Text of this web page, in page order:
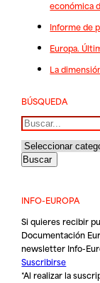
económica
Informe de
Europa.
La
BÚSQUEDA
Buscar
INFO-EUROPA
Si quieres recibir
Documentación
newsletter Info-
Suscribirse
*Al realizar la